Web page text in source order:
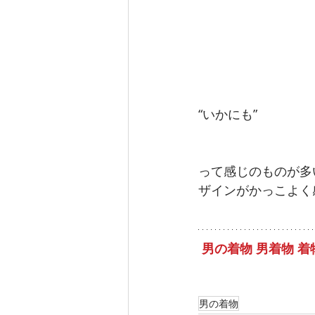
“いかにも”
って感じのものが
ザインがかっこよ
男の着物 男着物
男の着物